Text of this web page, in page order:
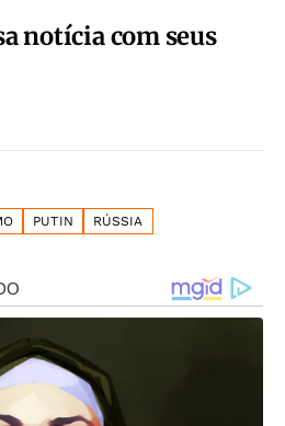
notícia com seus
PUTIN RÚSSIA